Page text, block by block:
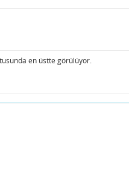
en üstte görülüyor.